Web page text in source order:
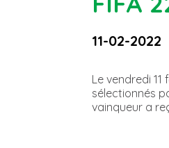
11-02-2022
Le vendredi
sélectionnés
vainqueur a